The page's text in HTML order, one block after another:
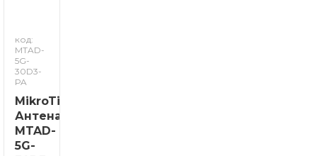
код:
MTAD-
5G-
30D3-
PA
MikroTik
Антена
MTAD-
5G-